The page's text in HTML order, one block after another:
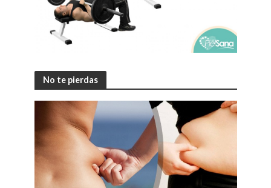
No te pierdas